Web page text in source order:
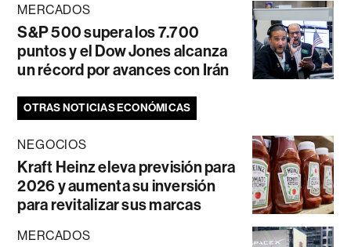
MERCADOS
S&P 500 supera los 7.700
puntos y el Dow Jones alcanza
un récord por avances con Irán
OTRAS NOTICIAS ECONÓMICAS
NEGOCIOS
Kraft Heinz eleva previsión para
2026 y aumenta su inversión
para revitalizar sus marcas
MERCADOS